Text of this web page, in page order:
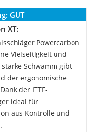
GUT
XT:
Powercarbon
Vielseitigkeit und
Schwamm gibt
der ergonomische
der ITTF-
ideal für
aus Kontrolle und